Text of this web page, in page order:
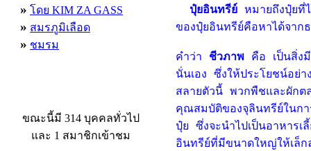
» โดย KIM ZA GASS
» สมรภูมิเลือด
» ชมรม
ขณะนี้มี 314 บุคคลทั่วไป
และ 1 สมาชิกเข้าชม
ปุ๋ยอินทรีย์ หมายถึงปุ๋ยที่
ของปุ๋ยอินทรีย์คือหาได้จาก
คำว่า ชีวภาพ คือ เป็นสิ่ง
นั่นเอง ซึ่งให้ประโยชน์อย่
สลายตัวนี้ พวกพืชและผักต
คุณสมบัติของจุลินทรีย์ในกา
ปุ๋ย ซึ่งจะนำไปเป็นอาหารเ
อินทรีย์ที่มีขนาดใหญ่ให้เล็